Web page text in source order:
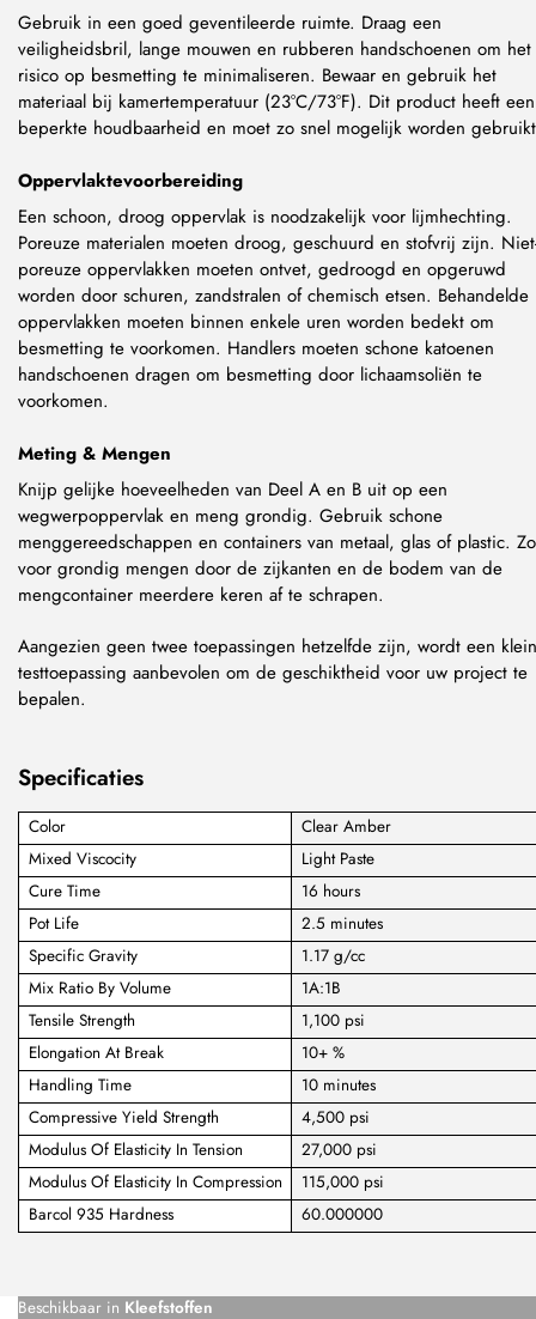
Gebruik in een goed geventileerde ruimte. Draag een
veiligheidsbril, lange mouwen en rubberen handschoenen om het
risico op besmetting te minimaliseren. Bewaar en gebruik het
materiaal bij kamertemperatuur (23°C/73°F). Dit product heeft een
beperkte houdbaarheid en moet zo snel mogelijk worden
Oppervlaktevoorbereiding
Een schoon, droog oppervlak is noodzakelijk voor lijmhechting.
Poreuze materialen moeten droog, geschuurd en stofvrij zijn.
poreuze oppervlakken moeten ontvet, gedroogd en opgeruwd
worden door schuren, zandstralen of chemisch etsen. Behandelde
oppervlakken moeten binnen enkele uren worden bedekt om
besmetting te voorkomen. Handlers moeten schone katoenen
handschoenen dragen om besmetting door lichaamsoliën te
voorkomen.
Meting & Mengen
Knijp gelijke hoeveelheden van Deel A en B uit op een
wegwerpoppervlak en meng grondig. Gebruik schone
menggereedschappen en containers van metaal, glas of plastic.
voor grondig mengen door de zijkanten en de bodem van de
mengcontainer meerdere keren af te schrapen.
Aangezien geen twee toepassingen hetzelfde zijn, wordt een
testtoepassing aanbevolen om de geschiktheid voor uw project te
bepalen.
Specificaties
Color
Clear Amber
Mixed Viscocity
Light Paste
Cure Time
16 hours
Pot Life
2.5 minutes
Specific Gravity
1.17 g/cc
Mix Ratio By Volume
1A:1B
Tensile Strength
1,100 psi
Elongation At Break
10+ %
Handling Time
10 minutes
Compressive Yield Strength
4,500 psi
Modulus Of Elasticity In Tension
27,000 psi
Modulus Of Elasticity In Compression
115,000 psi
Barcol 935 Hardness
60.000000
Beschikbaar in Kleefstoffen